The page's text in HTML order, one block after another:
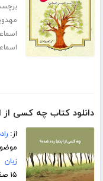
دانلود کتاب چه کسی از
از:
زبان
۱۵ صفحه